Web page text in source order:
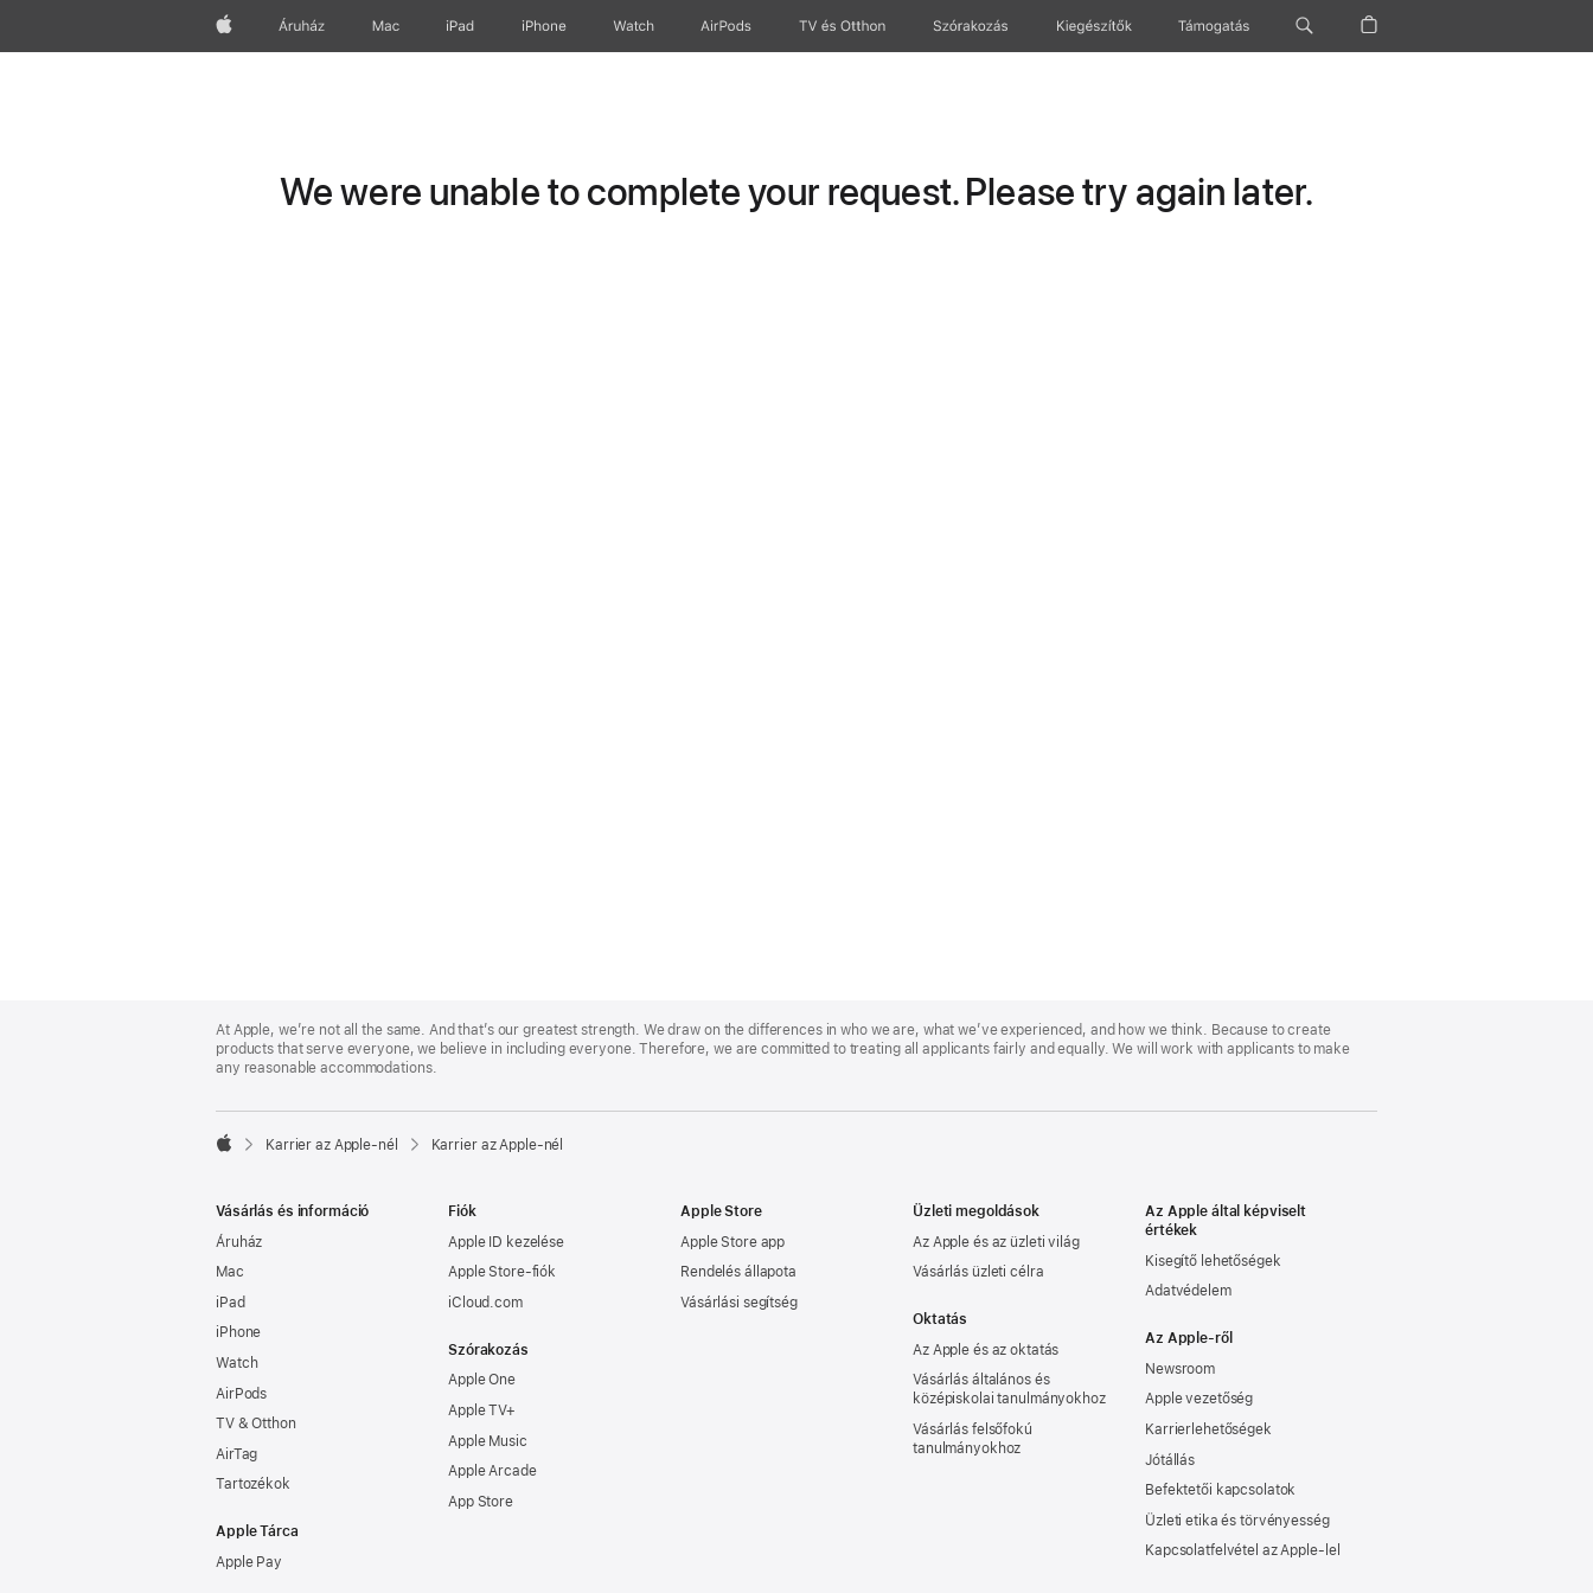
AppleÁruház Mac iPad iPhone Watch AirPods TV és Otthon Szórakozás Kiegészítők Támogatás
We were unable to complete your request. Please try again later.
Footer
At Apple, we’re not all the same. And that’s our greatest strength. We draw on the differences in who we are, what we’ve experienced, and how we think. Because to create
products that serve everyone, we believe in including everyone. Therefore, we are committed to treating all applicants fairly and equally. We will work with applicants to make
any reasonable accommodations.

Karrier az Apple‑nél Karrier az Apple‑nél
Vásárlás és információ
Áruház
Mac
iPad
iPhone
Watch
AirPods
TV & Otthon
AirTag
Tartozékok
Apple Tárca
Apple Pay
Fiók
Apple ID kezelése
Apple Store-fiók
iCloud.com
Szórakozás
Apple One
Apple TV+
Apple Music
Apple Arcade
App Store
Apple Store
Apple Store app
Rendelés állapota
Vásárlási segítség
Üzleti megoldások
Az Apple és az üzleti világ
Vásárlás üzleti célra
Oktatás
Az Apple és az oktatás
Vásárlás általános és
középiskolai tanulmányokhoz
Vásárlás felsőfokú
tanulmányokhoz
Az Apple által képviselt
értékek
Kisegítő lehetőségek
Adatvédelem
Az Apple-ről
Newsroom
Apple vezetőség
Karrierlehetőségek
Jótállás
Befektetői kapcsolatok
Üzleti etika és törvényesség
Kapcsolatfelvétel az Apple-lel